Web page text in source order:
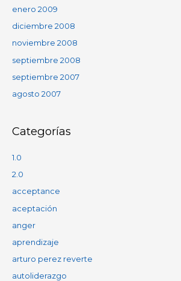
enero 2009
diciembre 2008
noviembre 2008
septiembre 2008
septiembre 2007
agosto 2007
Categorías
1.0
2.0
acceptance
aceptación
anger
aprendizaje
arturo perez reverte
autoliderazgo